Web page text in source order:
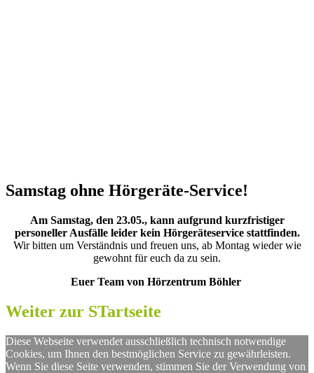
Samstag ohne Hörgeräte-Service!
Am Samstag, den 23.05., kann aufgrund kurzfristiger
personeller Ausfälle leider kein Hörgeräteservice stattfinden.
Wir bitten um Verständnis und freuen uns, ab Montag wieder wie
gewohnt für euch da zu sein.
Euer Team von Hörzentrum Böhler
Weiter zur STartseite
Diese Webseite verwendet ausschließlich technisch notwendige
Cookies, um Ihnen den bestmöglichen Service zu gewährleisten.
Wenn Sie diese Seite verwenden, stimmen Sie der Verwendung von